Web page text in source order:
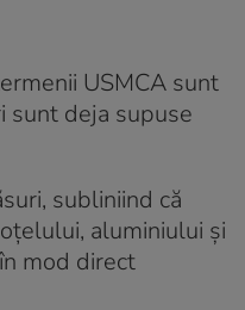
USMCA sunt
sunt deja supuse
subliniind că
aluminiului și
mod direct